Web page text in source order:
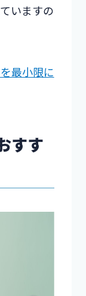
いますの
最小限に
すす